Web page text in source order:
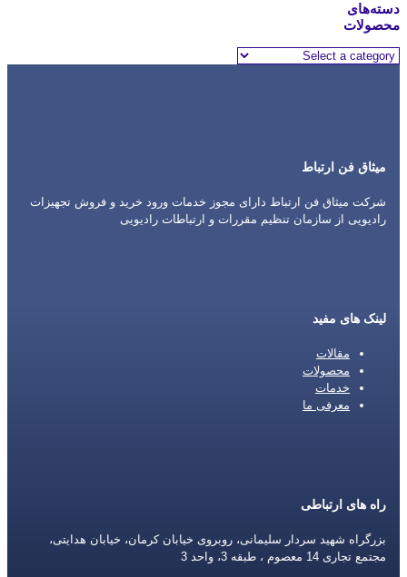
دسته‌های
محصولات
میثاق فن ارتباط
شرکت میثاق فن ارتباط دارای مجوز خدمات ورود خرید و فروش تجهیزات
رادیویی از سازمان تنظیم مقررات و ارتباطات رادیویی
لینک های مفید
مقالات
محصولات
خدمات
معرفی ما
راه های ارتباطی
بزرگراه شهید سردار سلیمانی، روبروی خیابان کرمان، خیابان هدایتی،
مجتمع تجاری 14 معصوم ، طبقه 3، واحد 3